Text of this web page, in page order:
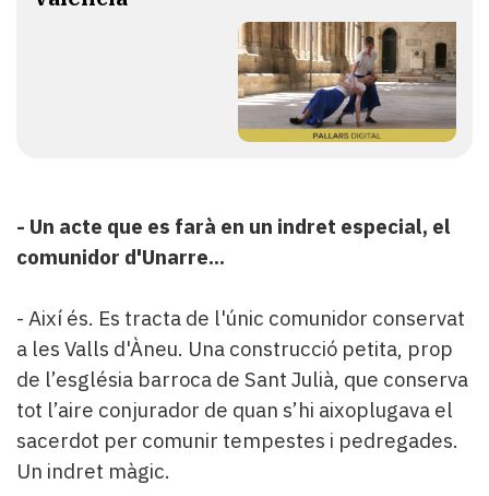
- Un acte que es farà en un indret especial, el
comunidor d'Unarre...
- Així és. Es tracta de l'únic comunidor conservat
a les Valls d'Àneu. Una construcció petita, prop
de l’església barroca de Sant Julià, que conserva
tot l’aire conjurador de quan s’hi aixoplugava el
sacerdot per comunir tempestes i pedregades.
Un indret màgic.